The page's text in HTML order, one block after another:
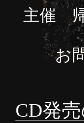
主催
お
CD発